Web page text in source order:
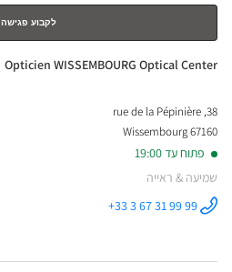
לקבוע פגישה
חנות:
Opticien WISSEMBOURG Optical Center
38, rue de la Pépinière
67160 Wissembourg
פתוח עד 19:00
שמיעה & ראייה
התקשר לחנות
Center ב
+33 3 67 31 99 99